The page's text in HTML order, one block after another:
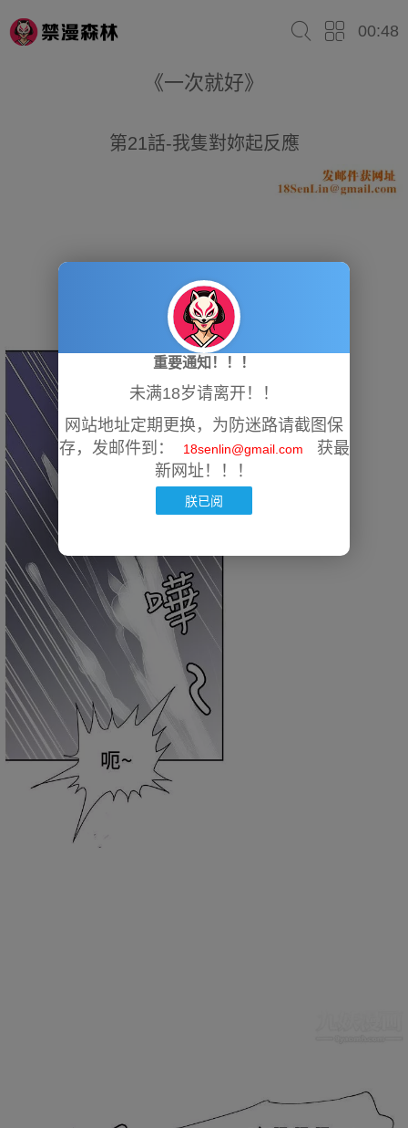
00:48
《一次就好》
第21話-我隻對妳起反應
重要通知！！！
未满18岁请离开！！
网站地址定期更换，为防迷路请截图保
存，发邮件到：
18senlin@gmail.com
获最
新网址！！！
朕已阅